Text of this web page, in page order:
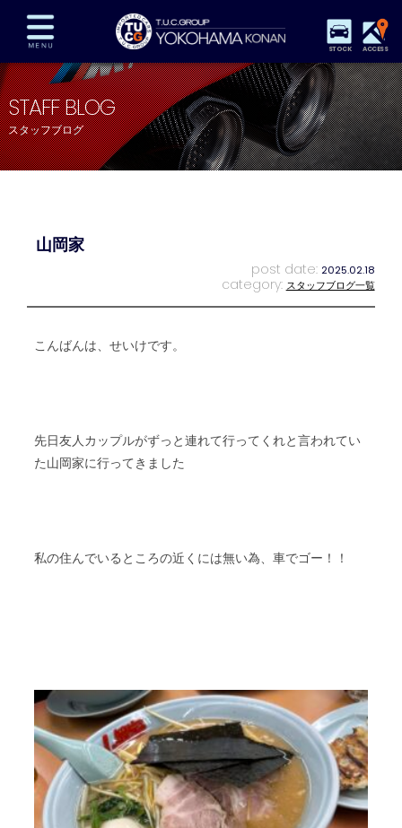
STOCK ACCESS
在庫車両情報 保証&サービス パーツリスト
TUCとは？ 店舗情報 アクセスマップ
全国納車 特別作業 注文販売
STAFF BLOG
スタッフブログ
山岡家
post date: 2025.02.18
category: スタッフブログ一覧
こんばんは、せいけです。
先日友人カップルがずっと連れて行ってくれと言われてい
た山岡家に行ってきました
私の住んでいるところの近くには無い為、車でゴー！！